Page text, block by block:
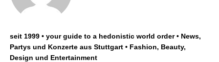
seit 1999 • your guide to a hedonistic world order • News,
Partys und Konzerte aus Stuttgart • Fashion, Beauty,
Design und Entertainment